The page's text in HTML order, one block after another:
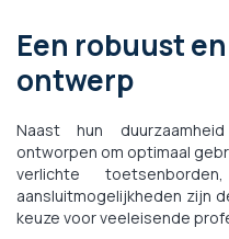
Een robuust
ontwerp
Naast hun
ontworpen om optimaal
verlichte
aansluitmogelijkheden zijn
keuze voor veeleisende